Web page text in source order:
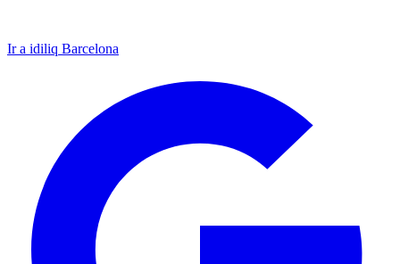
Ir a idiliq Barcelona